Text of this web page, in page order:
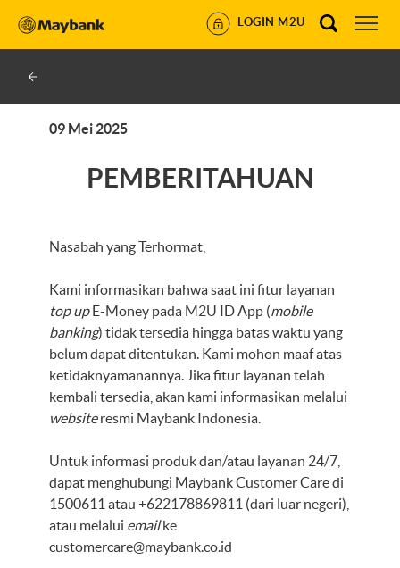
LOGIN M2U
09 Mei 2025
PEMBERITAHUAN
Nasabah yang Terhormat,
Kami informasikan bahwa saat ini fitur layanan
top upE-Money pada M2U ID App (mobile
banking) tidak tersedia hingga batas waktu yang
belum dapat ditentukan. Kami mohon maaf atas
ketidaknyamanannya. Jika fitur layanan telah
kembali tersedia, akan kami informasikan melalui
websiteresmi Maybank Indonesia.
Untuk informasi produk dan/atau layanan 24/7,
dapat menghubungi Maybank Customer Care di
1500611 atau +622178869811 (dari luar negeri),
atau melalui emailke
customercare@maybank.co.id